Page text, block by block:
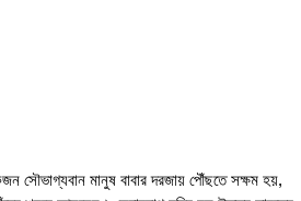
সৌভাগ্যবান মানুষ বাবার দরজায় পৌঁছতে সক্ষম হয়,